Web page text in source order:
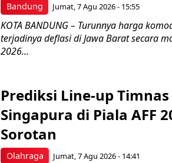
Bandung Jumat, 7 Agu 2026 - 15:55
KOTA BANDUNG – Turunnya harga
terjadinya deflasi di Jawa Barat secara
2026...
Olahraga
Prediksi Line-up
Singapura di Piala AFF
Sorotan
Jumat, 7 Agu 2026 - 14:41